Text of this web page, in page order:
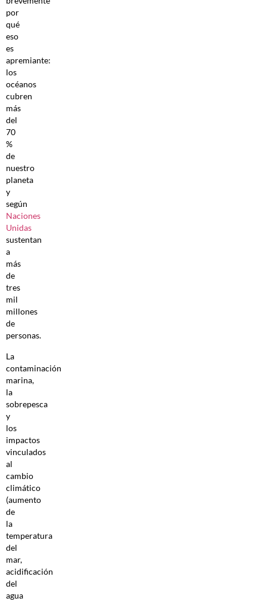
por
qué
eso
es
apremiante:
los
océanos
cubren
más
del
70
%
de
nuestro
planeta
y
según
Naciones
Unidas
sustentan
a
más
de
tres
mil
millones
de
personas.
La
contaminación
marina,
la
sobrepesca
y
los
impactos
vinculados
al
cambio
climático
(aumento
de
la
temperatura
del
mar,
acidificación
del
agua